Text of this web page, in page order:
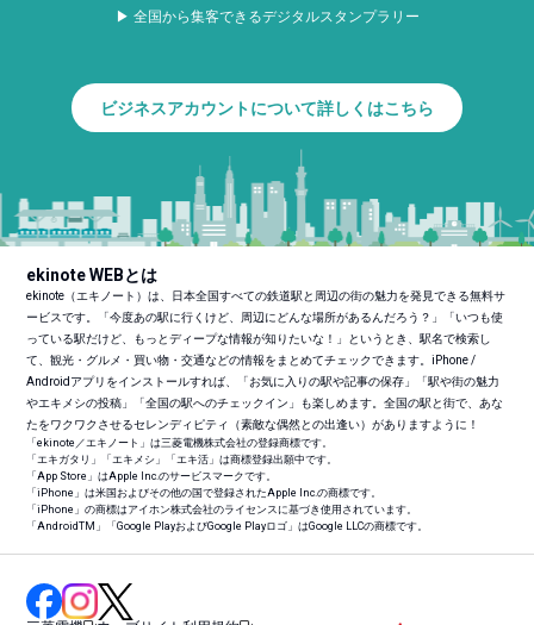
▶ 全国から集客できるデジタルスタンプラリー
ビジネスアカウントについて詳しくはこちら
ekinote WEBとは
ekinote（エキノート）は、日本全国すべての鉄道駅と周辺の街の魅力を発見できる無料サ
ービスです。「今度あの駅に行くけど、周辺にどんな場所があるんだろう？」「いつも使
っている駅だけど、もっとディープな情報が知りたいな！」というとき、駅名で検索し
て、観光・グルメ・買い物・交通などの情報をまとめてチェックできます。iPhone /
Androidアプリをインストールすれば、「お気に入りの駅や記事の保存」「駅や街の魅力
やエキメシの投稿」「全国の駅へのチェックイン」も楽しめます。全国の駅と街で、あな
たをワクワクさせるセレンディピティ（素敵な偶然との出逢い）がありますように！
「ekinote／エキノート」は三菱電機株式会社の登録商標です。
「エキガタリ」「エキメシ」「エキ活」は商標登録出願中です。
「App Store」はApple Inc.のサービスマークです。
「iPhone」は米国およびその他の国で登録されたApple Inc.の商標です。
「iPhone」の商標はアイホン株式会社のライセンスに基づき使用されています。
「AndroidTM 」「Google PlayおよびGoogle Playロゴ」はGoogle LLCの商標です。